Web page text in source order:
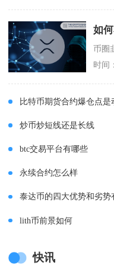
如
时间
比特币期货合约爆仓点是
炒币炒短线还是长线
btc交易平台有哪些
永续合约怎么样
泰达币的四大优势和劣势
lith币前景如何
快讯